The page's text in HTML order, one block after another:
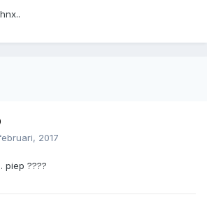
2017
piep ????